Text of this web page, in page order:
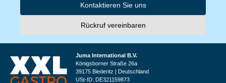
Kontaktieren Sie uns
Rückruf vereinbaren
Juma International B.V.
Königsborner Straße 26a
39175 Biederitz | Deutschland
USt-ID: DE321159873